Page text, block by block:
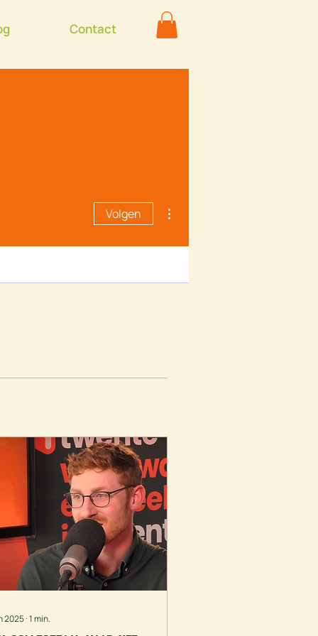
Contact
Volgen
2025∙1min.